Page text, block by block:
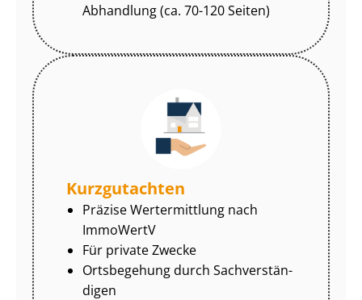
Abhandlung (ca. 70-120 Seiten)
Kurzgutachten
Präzise Wertermittlung nach
ImmoWertV
Für private Zwecke
Ortsbegehung durch Sach­ver­stän­
di­gen